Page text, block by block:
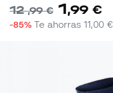
12,99 € 1,99 €
-85% Te ahorras11,00 €